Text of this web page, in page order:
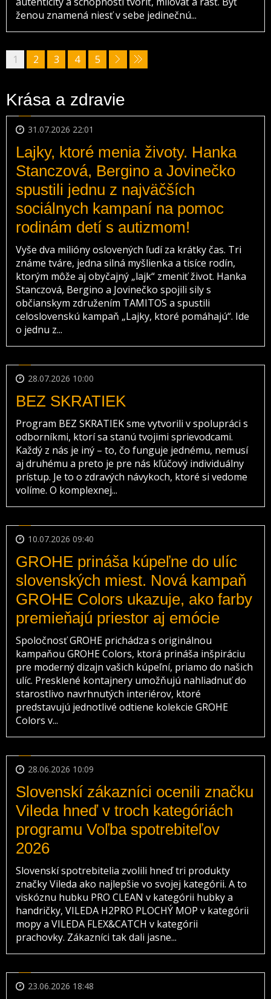
ženou znamená niesť v sebe jedinečnú...
1 2 3 4 5
Krása a zdravie
31.07.2026 22:01
Lajky, ktoré menia životy. Hanka
Stanczová, Bergino a Jovinečko
spustili jednu z najväčších
sociálnych kampaní na pomoc
rodinám detí s autizmom!
Vyše dva milióny oslovených ľudí za krátky čas. Tri
známe tváre, jedna silná myšlienka a tisíce rodín,
ktorým môže aj obyčajný „lajk“ zmeniť život. Hanka
Stanczová, Bergino a Jovinečko spojili sily s
občianskym združením TAMITOS a spustili
celoslovenskú kampaň „Lajky, ktoré pomáhajú“. Ide
o jednu z...
28.07.2026 10:00
BEZ SKRATIEK
Program BEZ SKRATIEK sme vytvorili v spolupráci s
odborníkmi, ktorí sa stanú tvojimi sprievodcami.
Každý z nás je iný – to, čo funguje jednému, nemusí
aj druhému a preto je pre nás kľúčový individuálny
prístup. Je to o zdravých návykoch, ktoré si vedome
volíme. O komplexnej...
10.07.2026 09:40
GROHE prináša kúpeľne do ulíc
slovenských miest. Nová kampaň
GROHE Colors ukazuje, ako farby
premieňajú priestor aj emócie
Spoločnosť GROHE prichádza s originálnou
kampaňou GROHE Colors, ktorá prináša inšpiráciu
pre moderný dizajn vašich kúpeľní, priamo do našich
ulíc. Presklené kontajnery umožňujú nahliadnuť do
starostlivo navrhnutých interiérov, ktoré
predstavujú jednotlivé odtiene kolekcie GROHE
Colors v...
28.06.2026 10:09
Slovenskí zákazníci ocenili značku
Vileda hneď v troch kategóriách
programu Voľba spotrebiteľov
2026
Slovenskí spotrebitelia zvolili hneď tri produkty
značky Vileda ako najlepšie vo svojej kategórii. A to
viskóznu hubku PRO CLEAN v kategórii hubky a
handričky, VILEDA H2PRO PLOCHÝ MOP v kategórii
mopy a VILEDA FLEX&CATCH v kategórii
prachovky. Zákazníci tak dali jasne...
23.06.2026 18:48